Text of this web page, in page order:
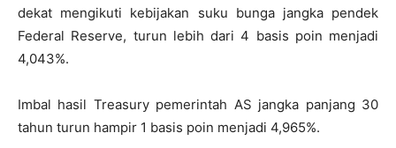
dekat mengikuti kebijakan suku bunga jangka pendek
Federal Reserve, turun lebih dari 4 basis poin menjadi
4,043%.
Imbal hasil Treasury pemerintah AS jangka panjang 30
tahun turun hampir 1 basis poin menjadi 4,965%.